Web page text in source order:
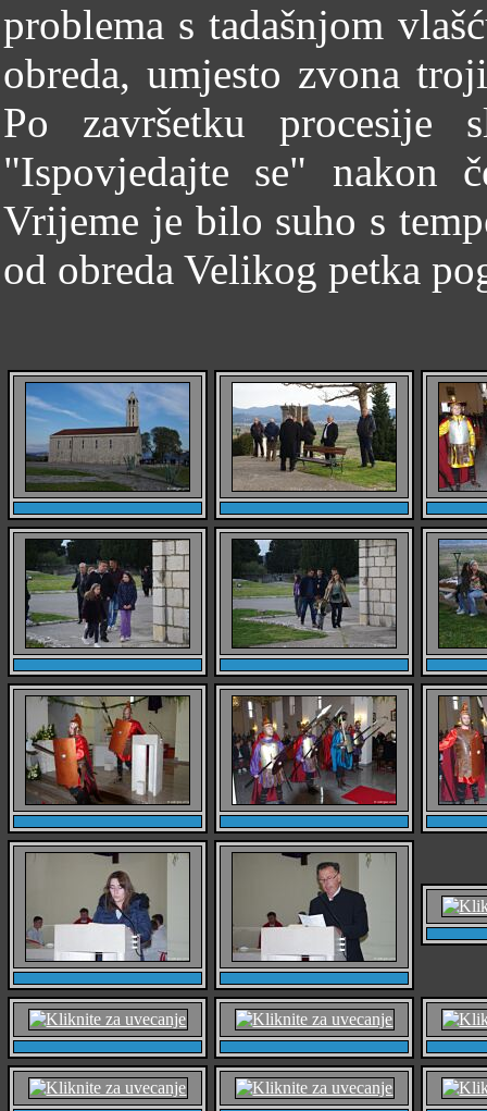
problema s tadašnjom
obreda, umjesto zvona
Po završetku
"Ispovjedajte se" nakon
Vrijeme je bilo suho s
od obreda Velikog petka